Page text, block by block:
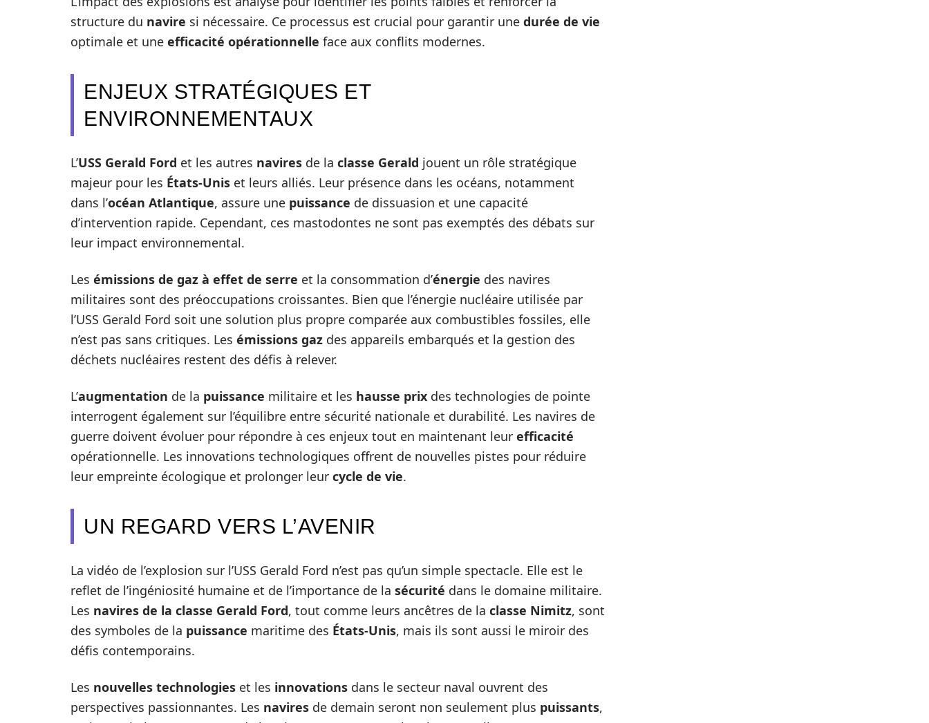
structure du navire si nécessaire. Ce processus est crucial pour garantir une durée de vie
optimale et une efficacité opérationnelle face aux conflits modernes.
ENJEUX STRATÉGIQUES ET
ENVIRONNEMENTAUX
L’USS Gerald Ford et les autres navires de la classe Gerald jouent un rôle stratégique
majeur pour les États-Unis et leurs alliés. Leur présence dans les océans, notamment
dans l’océan Atlantique, assure une puissance de dissuasion et une capacité
d’intervention rapide. Cependant, ces mastodontes ne sont pas exemptés des débats sur
leur impact environnemental.
Les émissions de gaz à effet de serre et la consommation d’énergie des navires
militaires sont des préoccupations croissantes. Bien que l’énergie nucléaire utilisée par
l’USS Gerald Ford soit une solution plus propre comparée aux combustibles fossiles, elle
n’est pas sans critiques. Les émissions gaz des appareils embarqués et la gestion des
déchets nucléaires restent des défis à relever.
L’augmentation de la puissance militaire et les hausse prix des technologies de pointe
interrogent également sur l’équilibre entre sécurité nationale et durabilité. Les navires de
guerre doivent évoluer pour répondre à ces enjeux tout en maintenant leur efficacité
opérationnelle. Les innovations technologiques offrent de nouvelles pistes pour réduire
leur empreinte écologique et prolonger leur cycle de vie.
UN REGARD VERS L’AVENIR
La vidéo de l’explosion sur l’USS Gerald Ford n’est pas qu’un simple spectacle. Elle est le
reflet de l’ingéniosité humaine et de l’importance de la sécurité dans le domaine militaire.
Les navires de la classe Gerald Ford, tout comme leurs ancêtres de la classe Nimitz, sont
des symboles de la puissance maritime des États-Unis, mais ils sont aussi le miroir des
défis contemporains.
Les nouvelles technologies et les innovations dans le secteur naval ouvrent des
perspectives passionnantes. Les navires de demain seront non seulement plus puissants,